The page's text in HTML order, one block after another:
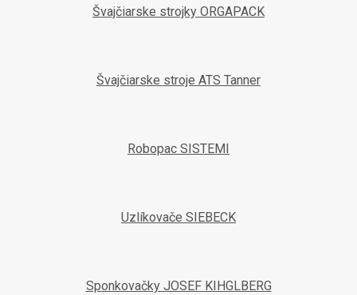
Švajčiarske strojky ORGAPACK
Švajčiarske stroje ATS Tanner
Robopac SISTEMI
Uzlíkovače SIEBECK
Sponkovačky JOSEF KIHGLBERG